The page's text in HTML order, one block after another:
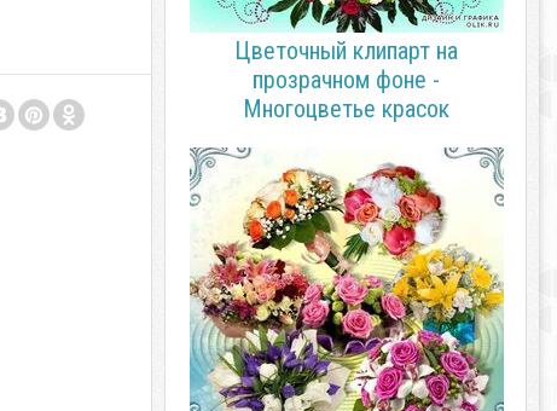
Цветочный клипарт на
прозрачном фоне -
Многоцветье красок